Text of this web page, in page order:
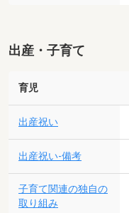
出産・子育て
育児
出産祝い
出産祝い-備考
子育て関連の独自の
取り組み